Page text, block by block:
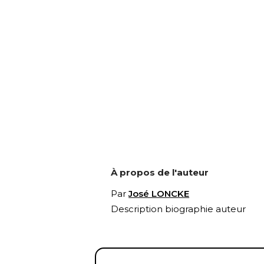
À propos de l'auteur
ParJosé LONCKE
Description biographie auteur